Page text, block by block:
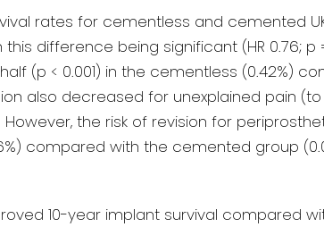
rates for cementless and cemented
difference being significant (HR 0.76; p
(p < 0.001) in the cementless (0.42%)
also decreased for unexplained pain (to
However, the risk of revision for
compared with the cemented group
10-year implant survival compared